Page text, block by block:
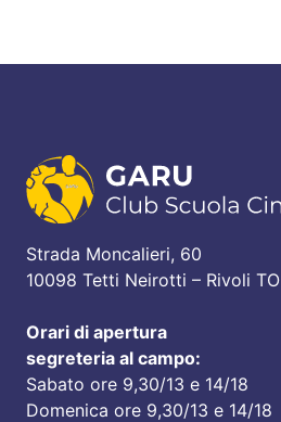
Strada Moncalieri, 60
10098 Tetti Neirotti – Rivoli TO
Orari di apertura
segreteria al campo:
Sabato ore 9,30/13 e 14/18
Domenica ore 9,30/13 e 14/18